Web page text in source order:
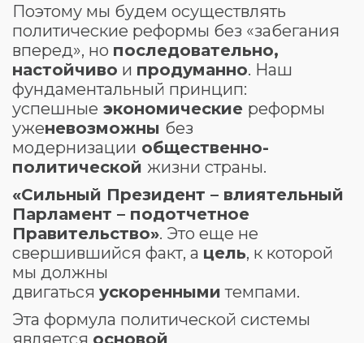
Поэтому мы будем осуществлять
политические реформы без «забегания
вперед», но последовательно,
настойчиво и продуманно. Наш
фундаментальный принцип:
успешные экономические реформы
уженевозможны без
модернизации общественно-
политической жизни страны.
«Сильный Президент – влиятельный
Парламент – подотчетное
Правительство». Это еще не
свершившийся факт, а цель, к которой
мы должны
двигаться ускоренными темпами.
Эта формула политической системы
является основой